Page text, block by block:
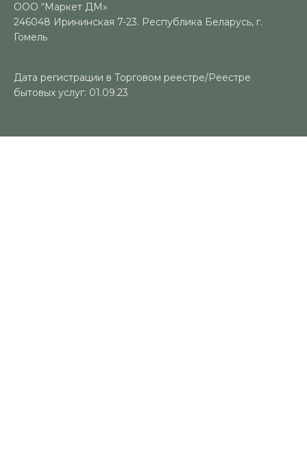
ООО “Маркет ДМ»
246048 Ирининская 7-23. Республика Беларусь, г.
Гомель
Дата регистрации в Торговом реестре/Реестре
бытовых услуг: 01.09.23